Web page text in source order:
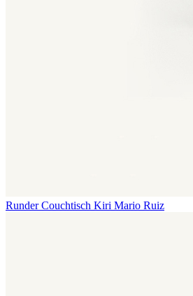
Runder Couchtisch Kiri Mario Ruiz